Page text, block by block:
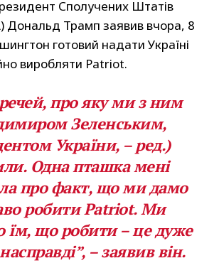
Сполучених Штатів
Трамп заявив вчора, 8
готовий надати Україні
виробляти Patriot.
про яку ми з ним
Зеленським,
України, – ред.)
Одна пташка мені
про факт, що ми дамо
робити Patriot. Ми
їм, що робити – це дуже
– заявив він.